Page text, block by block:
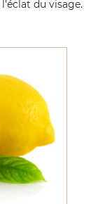
du visage.